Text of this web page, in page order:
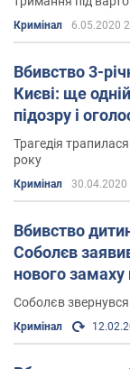
Всього є
Замах на
1 грудня
Соболєва у Києві
поранено його
хлопчика
перебуває в
впливовим
Кримінал 6.05.2020
Вбивство 3-
Києві: ще
підозру і
Трагедія
року
Кримінал 30.04.2020
Вбивство
Соболєв
нового замаху
Соболєв
Кримінал